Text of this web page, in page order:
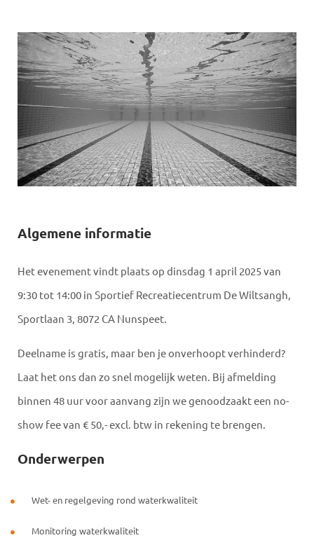
Algemene informatie
Het evenement vindt plaats op dinsdag 1 april 2025 van
9:30 tot 14:00 in Sportief Recreatiecentrum De Wiltsangh,
Sportlaan 3, 8072 CA Nunspeet.
Deelname is gratis, maar ben je onverhoopt verhinderd?
Laat het ons dan zo snel mogelijk weten. Bij afmelding
binnen 48 uur voor aanvang zijn we genoodzaakt een no-
show fee van € 50,- excl. btw in rekening te brengen.
Onderwerpen
Wet- en regelgeving rond waterkwaliteit
Monitoring waterkwaliteit